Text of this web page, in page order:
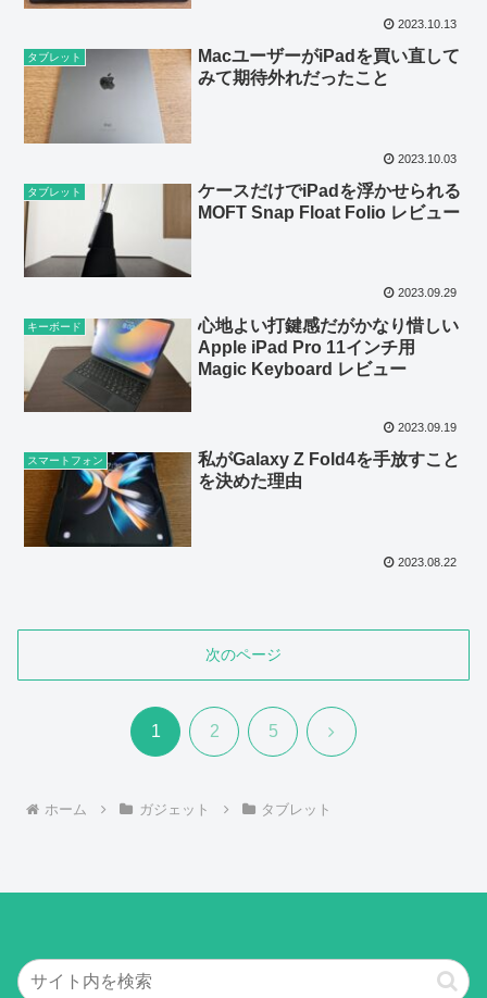
2023.10.13
タブレット
MacユーザーがiPadを買い直して
みて期待外れだったこと
2023.10.03
タブレット
ケースだけでiPadを浮かせられる
MOFT Snap Float Folio レビュー
2023.09.29
キーボード
心地よい打鍵感だがかなり惜しい
Apple iPad Pro 11インチ用
Magic Keyboard レビュー
2023.09.19
スマートフォン
私がGalaxy Z Fold4を手放すこと
を決めた理由
2023.08.22
次のページ
1 2 5 次
ホーム ガジェット タブレット